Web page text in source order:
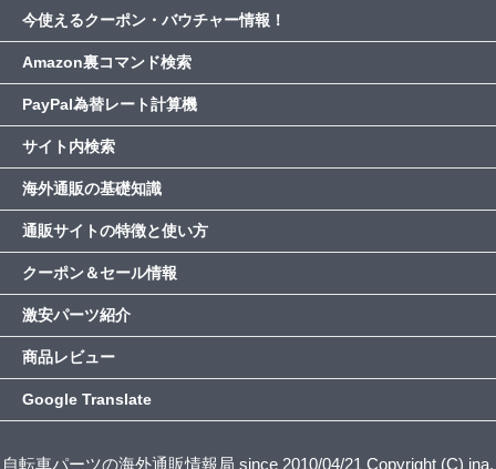
今使えるクーポン・バウチャー情報！
Amazon裏コマンド検索
PayPal為替レート計算機
サイト内検索
海外通販の基礎知識
通販サイトの特徴と使い方
クーポン＆セール情報
激安パーツ紹介
商品レビュー
Google Translate
自転車パーツの海外通販情報局 since 2010/04/21 Copyright (C) ina.